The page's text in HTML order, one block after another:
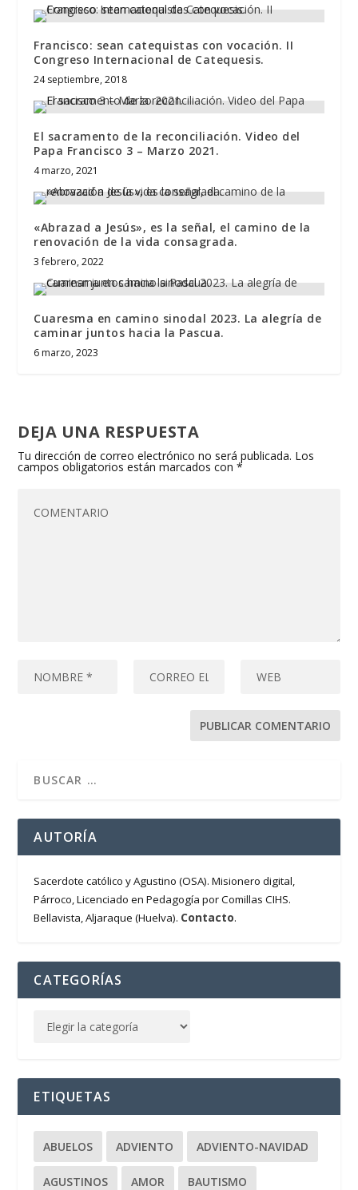
Francisco: sean catequistas con vocación. II
Congreso Internacional de Catequesis.
24 septiembre, 2018
El sacramento de la reconciliación. Video del
Papa Francisco 3 – Marzo 2021.
4 marzo, 2021
«Abrazad a Jesús», es la señal, el camino de la
renovación de la vida consagrada.
3 febrero, 2022
Cuaresma en camino sinodal 2023. La alegría de
caminar juntos hacia la Pascua.
6 marzo, 2023
DEJA UNA RESPUESTA
Tu dirección de correo electrónico no será publicada. Los
campos obligatorios están marcados con*
AUTORÍA
Sacerdote católico y Agustino (OSA). Misionero digital,
Párroco, Licenciado en Pedagogía por Comillas CIHS.
Bellavista, Aljaraque (Huelva). Contacto.
CATEGORÍAS
ETIQUETAS
ABUELOS ADVIENTO ADVIENTO-NAVIDAD
AGUSTINOS AMOR BAUTISMO